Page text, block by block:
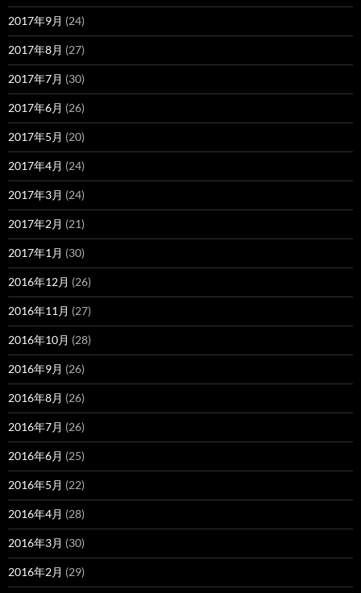
2017年9月 (24)
2017年8月 (27)
2017年7月 (30)
2017年6月 (26)
2017年5月 (20)
2017年4月 (24)
2017年3月 (24)
2017年2月 (21)
2017年1月 (30)
2016年12月 (26)
2016年11月 (27)
2016年10月 (28)
2016年9月 (26)
2016年8月 (26)
2016年7月 (26)
2016年6月 (25)
2016年5月 (22)
2016年4月 (28)
2016年3月 (30)
2016年2月 (29)